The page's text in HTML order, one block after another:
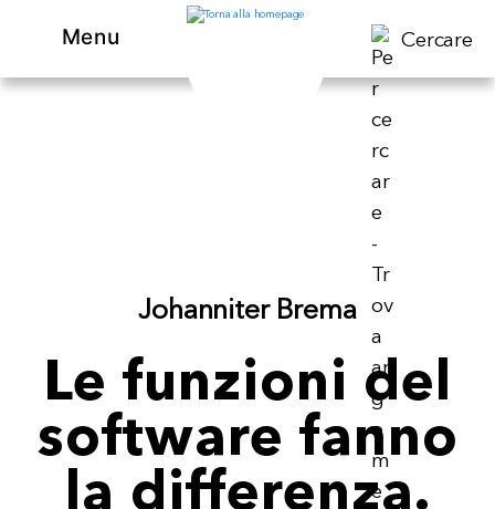
Menu Cercare
Johanniter Brema
Le funzioni del
software fanno
la differenza.